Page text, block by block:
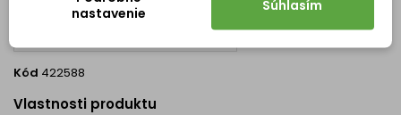
Kód 422588
Vlastnosti produktu
nastavenie
Súhlasím